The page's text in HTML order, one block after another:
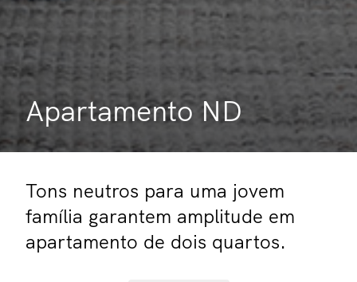
Apartamento ND
Tons neutros para uma jovem
família garantem amplitude em
apartamento de dois quartos.